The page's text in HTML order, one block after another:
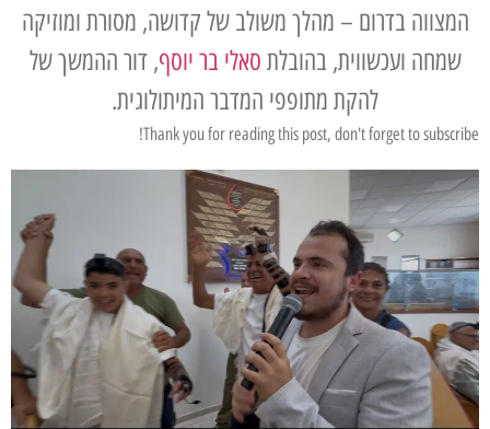
המצווה בדרום – מהלך משולב של קדושה, מסורת ומוזיקה
שמחה ועכשווית, בהובלת סאלי בר יוסף, דור ההמשך של
להקת מתופפי המדבר המיתולוגית.
Thank you for reading this post, don't forget to subscribe!